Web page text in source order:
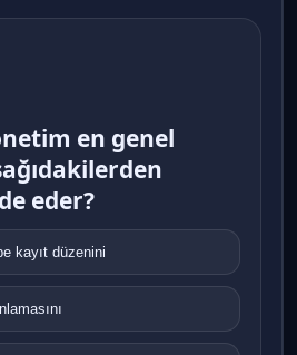
en genel
eder?
kayıt düzenini